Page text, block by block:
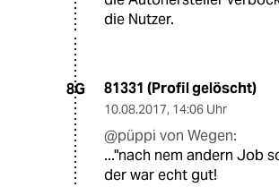
die Nutzer.
8G 81331 (Profil gelöscht)
10.08.2017, 14:06 Uhr
@püppi von Wegen:
..."nach nem andern Job
der war echt gut!